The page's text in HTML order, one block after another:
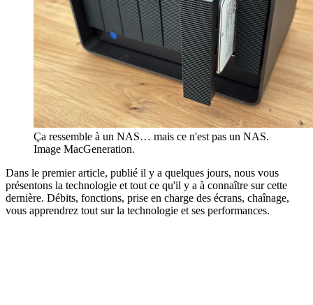
Ça ressemble à un NAS… mais ce n'est pas un NAS.
Image MacGeneration.
Dans le premier article, publié il y a quelques jours, nous vous
présentons la technologie et tout ce qu'il y a à connaître sur cette
dernière. Débits, fonctions, prise en charge des écrans, chaînage,
vous apprendrez tout sur la technologie et ses performances.